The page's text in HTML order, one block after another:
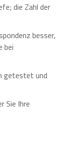
die Zahl der
besser,
bei
getestet und
Sie Ihre